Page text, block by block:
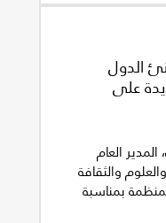
الدول
على
العام
والثقافة
بمناسبة